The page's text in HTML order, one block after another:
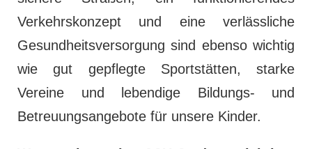
Verkehrskonzept und eine verlässliche
Gesundheitsversorgung sind ebenso wichtig
wie gut gepflegte Sportstätten, starke
Vereine und lebendige Bildungs- und
Betreuungsangebote für unsere Kinder.